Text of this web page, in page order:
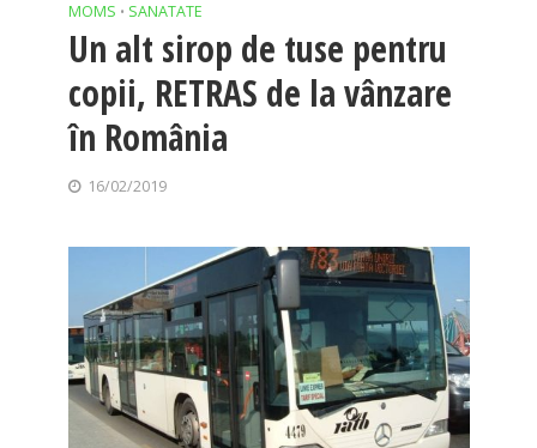
MOMS • SANATATE
Un alt sirop de tuse pentru
copii, RETRAS de la vânzare
în România
16/02/2019